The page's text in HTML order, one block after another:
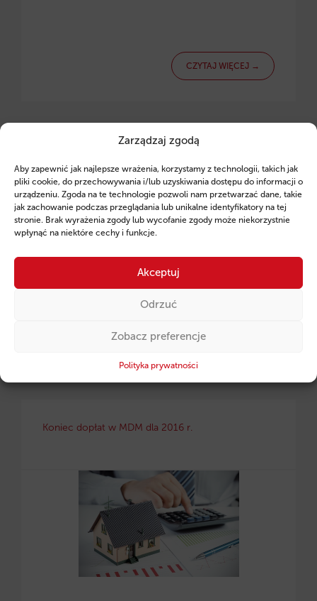
Zarządzaj zgodą
Aby zapewnić jak najlepsze wrażenia, korzystamy z technologii, takich jak
pliki cookie, do przechowywania i/lub uzyskiwania dostępu do informacji o
urządzeniu. Zgoda na te technologie pozwoli nam przetwarzać dane, takie
jak zachowanie podczas przeglądania lub unikalne identyfikatory na tej
stronie. Brak wyrażenia zgody lub wycofanie zgody może niekorzystnie
wpłynąć na niektóre cechy i funkcje.
Akceptuj
Odrzuć
Zobacz preferencje
Polityka prywatności
CZYTAJ WIĘCEJ →
Kompletowanie dokumentów do wniosku o Kredyt
Hipoteczny
CZYTAJ WIĘCEJ →
Koniec dopłat w MDM dla 2016 r.